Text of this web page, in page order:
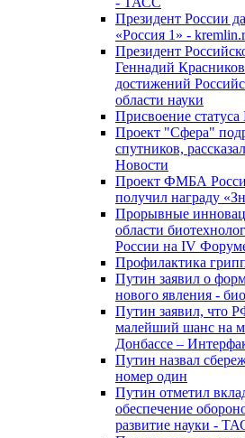
Президент России
«Россия 1» -
Президент
Геннадий
достижений
области науки
Присвоение
Проект "Сфера"
спутников,
Новости
Проект ФМБА
получил награду
Прорывные
области
России на IV
Профилактика
Путин заявил о
нового явления -
Путин заявил, что
малейший шанс на
Донбассе –
Путин назвал
номер один
Путин отметил
обеспечение
развитие науки -